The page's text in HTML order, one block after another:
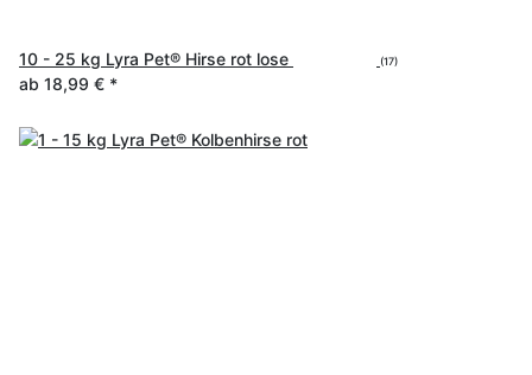
10 - 25 kg Lyra Pet® Hirse rot lose (17)
ab 18,99 € *